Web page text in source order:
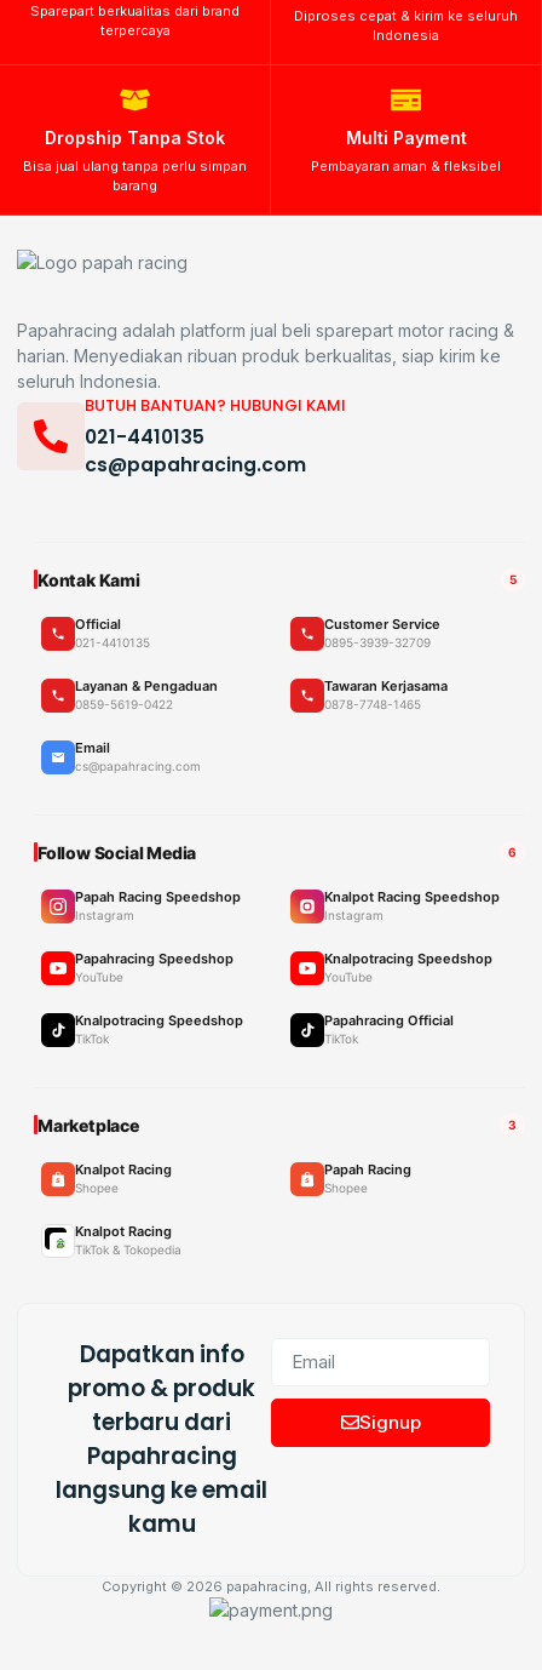
Sparepart berkualitas dari brand
terpercaya
Diproses cepat & kirim ke seluruh
Indonesia
Dropship Tanpa Stok
Bisa jual ulang tanpa perlu simpan
barang
Multi Payment
Pembayaran aman & fleksibel
Papahracing adalah platform jual beli sparepart motor racing &
harian. Menyediakan ribuan produk berkualitas, siap kirim ke
seluruh Indonesia.
BUTUH BANTUAN? HUBUNGI KAMI
021-4410135
cs@papahracing.com
Kontak Kami 5
Official
021-4410135
Customer Service
0895-3939-32709
Layanan & Pengaduan
0859-5619-0422
Tawaran Kerjasama
0878-7748-1465
Email
cs@papahracing.com
Follow Social Media 6
Papah Racing Speedshop
Instagram
Knalpot Racing Speedshop
Instagram
Papahracing Speedshop
YouTube
Knalpotracing Speedshop
YouTube
Knalpotracing Speedshop
TikTok
Papahracing Official
TikTok
Marketplace 3
Knalpot Racing
Shopee
Papah Racing
Shopee
Knalpot Racing
TikTok & Tokopedia
Dapatkan info
promo & produk
terbaru dari
Papahracing
langsung ke email
kamu
Signup
Copyright © 2026 papahracing, All rights reserved.